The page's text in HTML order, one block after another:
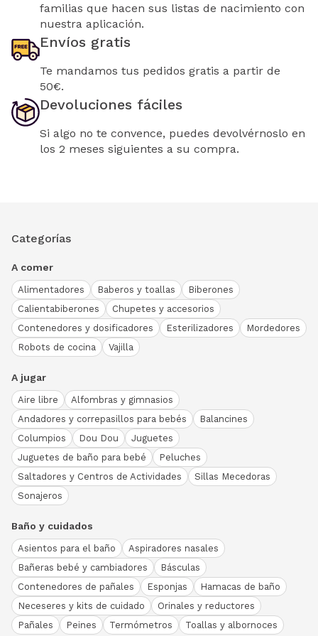
familias que hacen sus listas de nacimiento con
nuestra aplicación.
Envíos gratis
Te mandamos tus pedidos gratis a partir de
50€.
Devoluciones fáciles
Si algo no te convence, puedes devolvérnoslo en
los 2 meses siguientes a su compra.
Categorías
A comer
Alimentadores Baberos y toallas
Biberones
Calientabiberones
Chupetes y accesorios
Contenedores y dosificadores
Esterilizadores
Mordedores
Robots de cocina
Vajilla
A jugar
Aire libre
Alfombras y gimnasios
Andadores y correpasillos para bebés
Balancines
Columpios
Dou Dou
Juguetes
Juguetes de baño para bebé
Peluches
Saltadores y Centros de Actividades
Sillas Mecedoras
Sonajeros
Baño y cuidados
Asientos para el baño
Aspiradores nasales
Bañeras bebé y cambiadores
Básculas
Contenedores de pañales
Esponjas
Hamacas de baño
Neceseres y kits de cuidado
Orinales y reductores
Pañales
Peines Termómetros Toallas y albornoces